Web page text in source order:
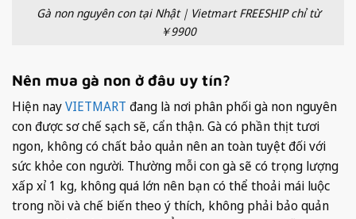
Gà non nguyên con tại Nhật｜Vietmart FREESHIP chỉ từ
￥9900
Nên mua gà non ở đâu uy tín?
Hiện nayVIETMART đang là nơi phân phối gà non nguyên
con được sơ chế sạch sẽ, cẩn thận. Gà có phần thịt tươi
ngon, không có chất bảo quản nên an toàn tuyệt đối với
sức khỏe con người. Thường mỗi con gà sẽ có trọng lượng
xấp xỉ 1 kg, không quá lớn nên bạn có thể thoải mái luộc
trong nồi và chế biến theo ý thích, không phải bảo quản